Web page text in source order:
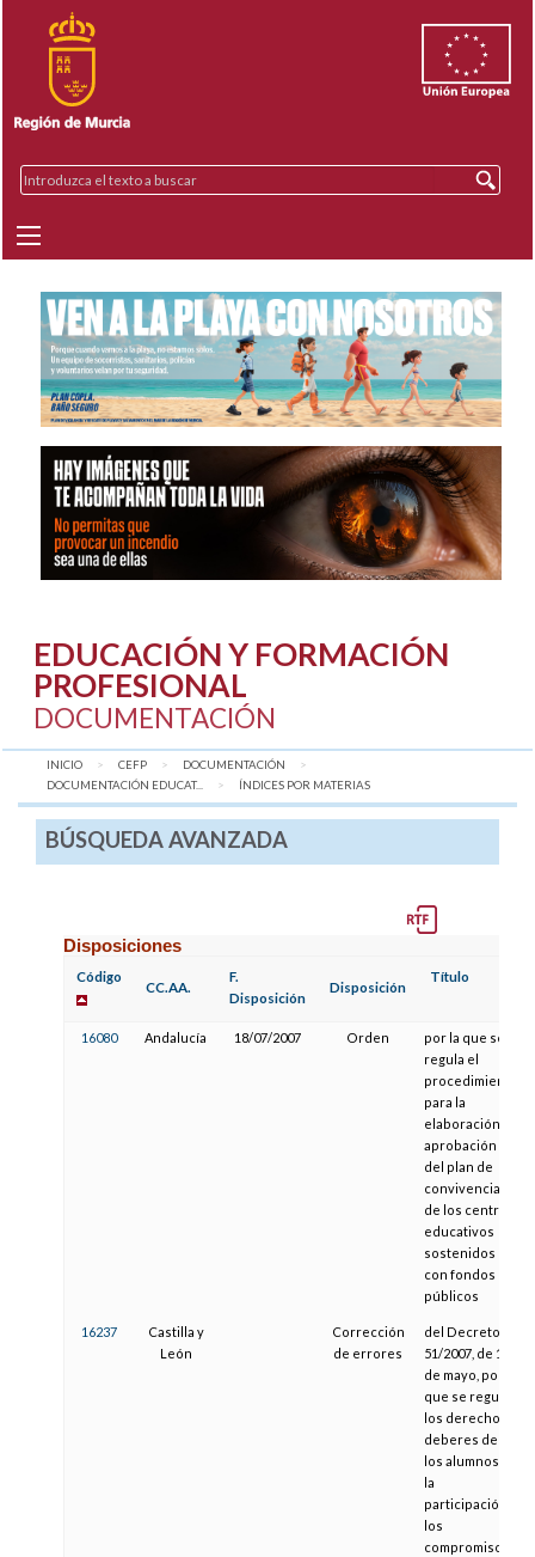
EDUCACIÓN Y FORMACIÓN
PROFESIONAL
DOCUMENTACIÓN
INICIO CEFP
DOCUMENTACIÓN
DOCUMENTACIÓN EDUCAT...
AQUÍ:
ÍNDICES POR MATERIAS
BÚSQUEDA AVANZADA
Disposiciones
Código
CC.AA.
F.
Disposición
Disposición
Título
16080 Andalucía 18/07/2007 Orden
por la que se
regula el
procedimiento
para la
elaboración y
aprobación
del plan de
convivencia
de los centros
educativos
sostenidos
con fondos
públicos
16237
Castilla y
León
Corrección
de errores
del Decreto
51/2007, de 17
de mayo, por el
que se regulan
los derechos y
deberes de
los alumnos y
la
participación y
los
compromisos